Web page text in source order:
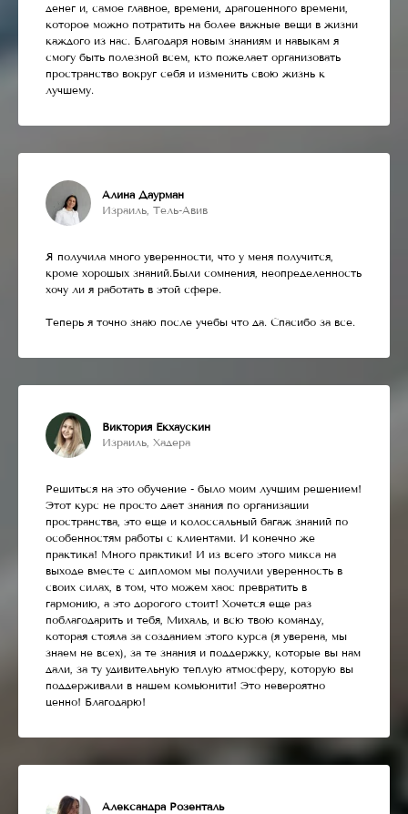
денег и, самое главное, времени, драгоценного времени,
которое можно потратить на более важные вещи в жизни
каждого из нас. Благодаря новым знаниям и навыкам я
смогу быть полезной всем, кто пожелает организовать
пространство вокруг себя и изменить свою жизнь к
лучшему.
Алина Даурман
Израиль, Тель-Авив
Я получила много уверенности, что у меня получится,
кроме хорошых знаний.Были сомнения, неопределенность
хочу ли я работать в этой сфере.
Теперь я точно знаю после учебы что да. Спасибо за все.
Виктория Екхаускин
Израиль, Хадера
Решиться на это обучение - было моим лучшим решением!
Этот курс не просто дает знания по организации
пространства, это еще и колоссальный багаж знаний по
особенностям работы с клиентами. И конечно же
практика! Много практики! И из всего этого микса на
выходе вместе с дипломом мы получили уверенность в
своих силах, в том, что можем хаос превратить в
гармонию, а это дорогого стоит! Хочется еще раз
поблагодарить и тебя, Михаль, и всю твою команду,
которая стояла за созданием этого курса (я уверена, мы
знаем не всех), за те знания и поддержку, которые вы нам
дали, за ту удивительную теплую атмосферу, которую вы
поддерживали в нашем комьюнити! Это невероятно
ценно! Благодарю!
Александра Розенталь